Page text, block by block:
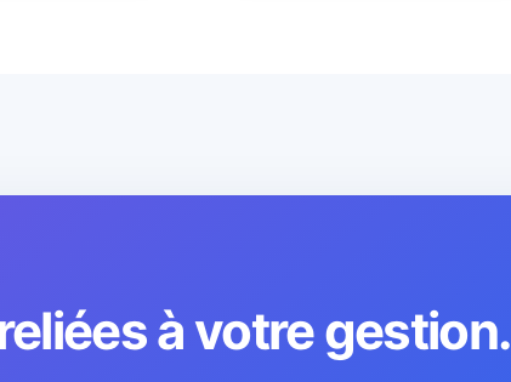
à votre gestion.